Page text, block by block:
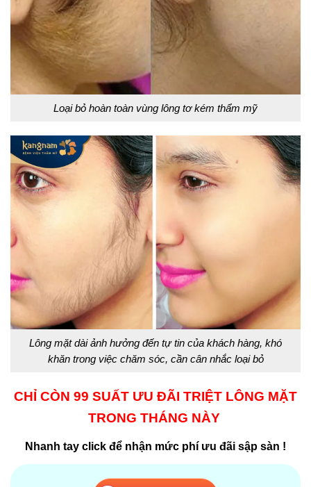
Loại bỏ hoàn toàn vùng lông tơ kém thẩm mỹ
Lông mặt dài ảnh hưởng đến tự tin của khách hàng, khó
khăn trong việc chăm sóc, cần cân nhắc loại bỏ
CHỈ CÒN 99 SUẤT ƯU ĐÃI TRIỆT LÔNG MẶT
TRONG THÁNG NÀY
Nhanh tay click để nhận mức phí ưu đãi sập sàn !